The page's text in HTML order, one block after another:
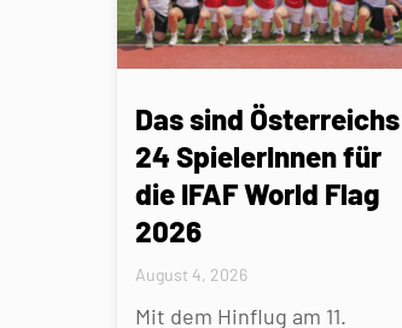
Das sind Österreichs
24 SpielerInnen für
die IFAF World Flag
2026
August 4, 2026
Mit dem Hinflug am 11.